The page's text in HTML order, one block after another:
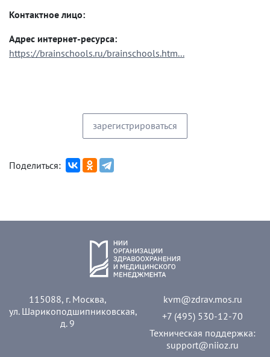
Контактное лицо:
Адрес интернет-ресурса:
https://brainschools.ru/brainschools.htm...
зарегистрироваться
Поделиться:
115088, г. Москва,
ул. Шарикоподшипниковская,
д. 9
kvm@zdrav.mos.ru
+7 (495) 530-12-70
Техническая поддержка:
support@niioz.ru